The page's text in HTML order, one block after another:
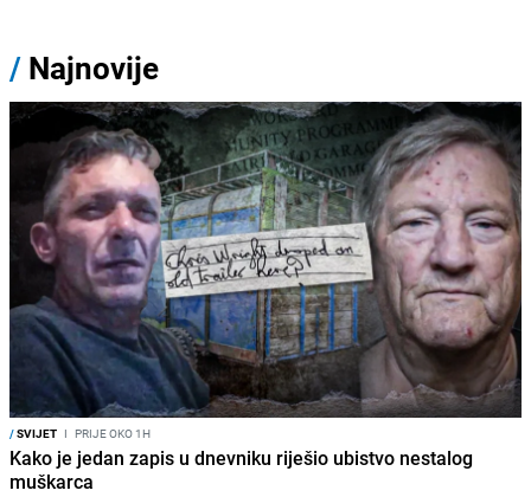
/ Najnovije
/SVIJET I PRIJE OKO 1H
Kako je jedan zapis u dnevniku riješio ubistvo nestalog
muškarca